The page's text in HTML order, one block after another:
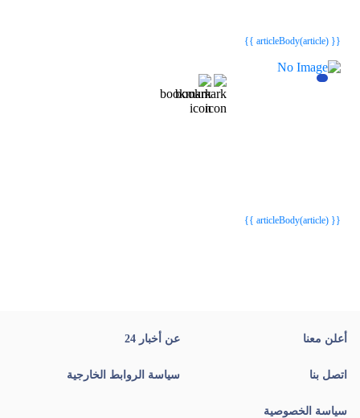
{{ articleBody(article) }}
{{ articleBody(article) }}
أعلن معنا عن أخبار 24
اتصل بنا سياسة الروابط الخارجية
سياسة الخصوصية